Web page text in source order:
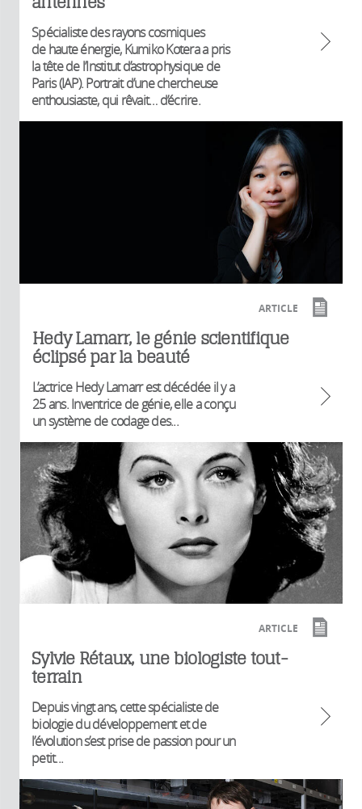
Spécialiste des rayons cosmiques
de haute énergie, Kumiko Kotera a pris
la tête de l’Institut d’astrophysique de
Paris (IAP). Portrait d’une chercheuse
enthousiaste, qui rêvait… d’écrire.
ARTICLE
Hedy Lamarr, le génie scientifique
éclipsé par la beauté
L’actrice Hedy Lamarr est décédée il y a
25 ans. Inventrice de génie, elle a conçu
un système de codage des...
ARTICLE
Sylvie Rétaux, une biologiste tout-
terrain
Depuis vingt ans, cette spécialiste de
biologie du développement et de
l’évolution s’est prise de passion pour un
petit...